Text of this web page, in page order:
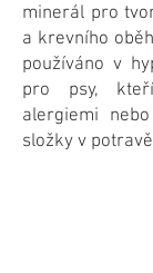
minerál pro
a krevního
používáno v
pro psy,
alergiemi
složky v